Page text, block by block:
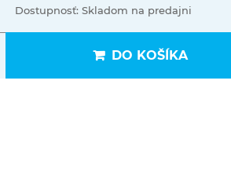
Dostupnosť: Skladom na predajni
DO KOŠÍKA